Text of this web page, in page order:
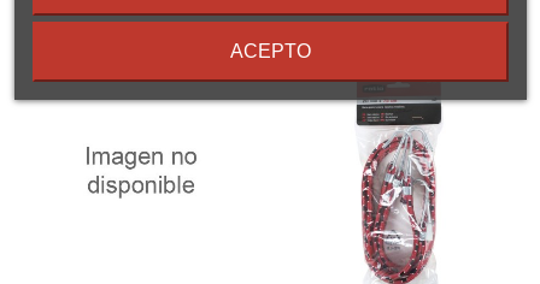
condiciones
ACEPTO